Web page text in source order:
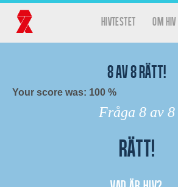
Huvudmeny
hivtestet Om HIV
8av8rätt!
Your score was: 100 %
Fråga 8av 8
Rätt!